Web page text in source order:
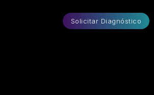
Solicitar Diagnóstico